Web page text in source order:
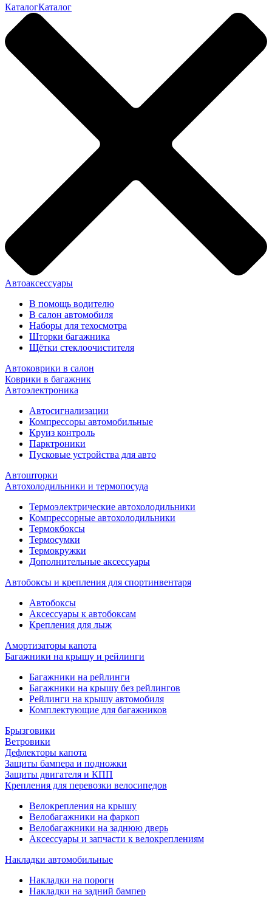
КаталогКаталог
Автоаксессуары
В помощь водителю
В салон автомобиля
Наборы для техосмотра
Шторки багажника
Щётки стеклоочистителя
Автоковрики в салон
Коврики в багажник
Автоэлектроника
Автосигнализации
Компрессоры автомобильные
Круиз контроль
Парктроники
Пусковые устройства для авто
Автошторки
Автохолодильники и термопосуда
Термоэлектрические автохолодильники
Компрессорные автохолодильники
Термокбоксы
Термосумки
Термокружки
Дополнительные аксессуары
Автобоксы и крепления для спортинвентаря
Автобоксы
Аксессуары к автобоксам
Крепления для лыж
Амортизаторы капота
Багажники на крышу и рейлинги
Багажники на рейлинги
Багажники на крышу без рейлингов
Рейлинги на крышу автомобиля
Комплектующие для багажников
Брызговики
Ветровики
Дефлекторы капота
Защиты бампера и подножки
Защиты двигателя и КПП
Крепления для перевозки велосипедов
Велокрепления на крышу
Велобагажники на фаркоп
Велобагажники на заднюю дверь
Аксессуары и запчасти к велокреплениям
Накладки автомобильные
Накладки на пороги
Накладки на задний бампер